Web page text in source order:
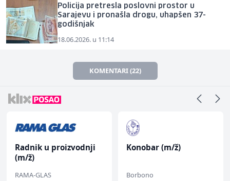
Policija pretresla poslovni prostor u
Sarajevu i pronašla drogu, uhapšen 37-
godišnjak
18.06.2026. u 11:14
KOMENTARI (22)
Radnik u proizvodnji
(m/ž)
RAMA-GLAS
Konobar (m/ž)
Borbono